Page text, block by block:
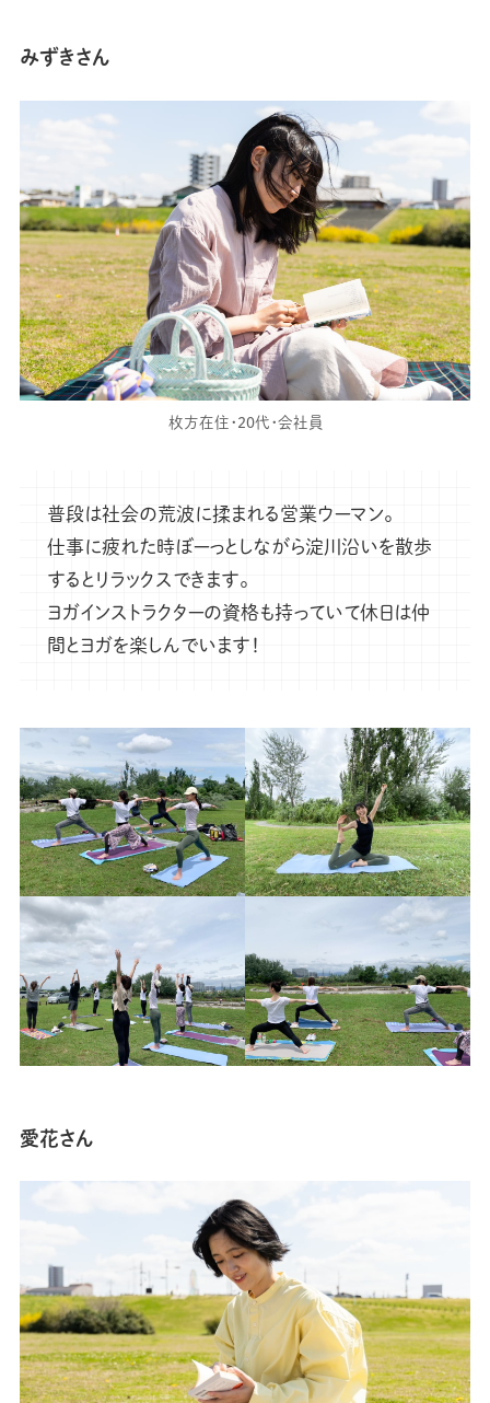
みずきさん
枚方在住・20代・会社員
普段は社会の荒波に揉まれる営業ウーマン。
仕事に疲れた時ぼーっとしながら淀川沿いを散歩
するとリラックスできます。
ヨガインストラクターの資格も持っていて休日は仲
間とヨガを楽しんでいます！
愛花さん